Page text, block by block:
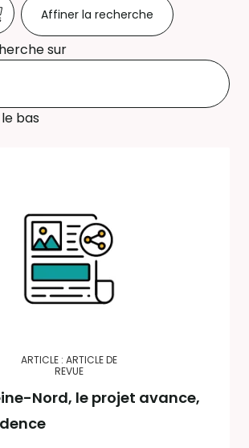
Affiner la recherche
sur
bas
ARTICLE : ARTICLE DE
REVUE
Nord, le projet avance,